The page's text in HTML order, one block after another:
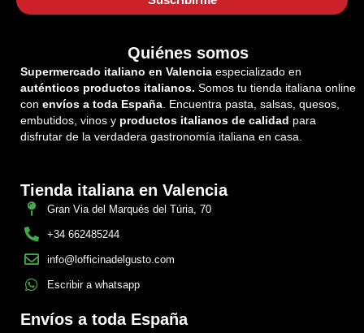
Quiénes somos
Supermercado italiano en Valencia especializado en
auténticos productos italianos. Somos tu tienda italiana online
con envíos a toda España . Encuentra pasta, salsas, quesos,
embutidos, vinos y productos italianos de calidad para
disfrutar de la verdadera gastronomía italiana en casa.
Tienda italiana en Valencia
Gran Via del Marqués del Túria, 70
+34 662485244
info@lofficinadelgusto.com
Escribir a whatsapp
Envíos a toda España